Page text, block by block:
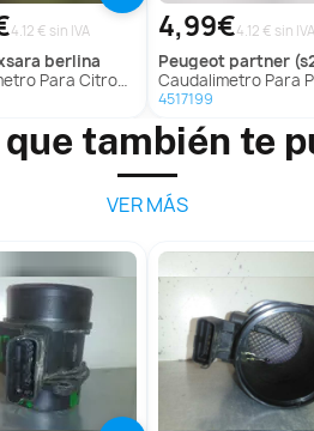
4.12 € sin IVA
berlina
Citroen Xsara Berlina
4,99€4.12 € sin IVA
peugeot partner
Caudalimetro Para Peugeot
4517199
también te
VER MÁS